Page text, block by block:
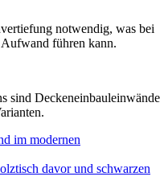
notwendig, was bei
Aufwand führen kann.
sind Deckeneinbauleinwände